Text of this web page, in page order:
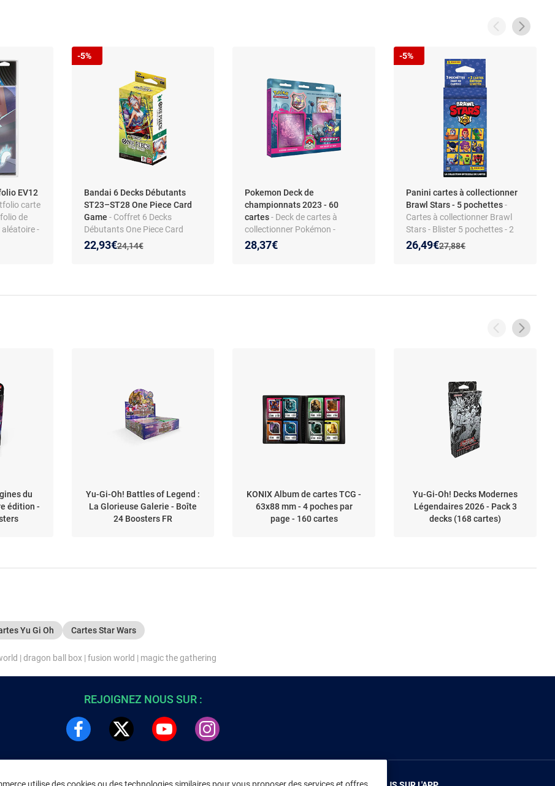
EV12
carte
de
-
Bandai 6 Decks Débutants
ST23–ST28 One Piece Card
Game - Coffret 6 Decks
Débutants One Piece Card
Game ST23–ST28 - Français
Ancien prix :
24,14€
Nouveau prix :
22,93€
Réduction de :
-5%
Pokemon Deck de
championnats 2023 - 60
cartes- Deck de cartes à
collectionner Pokémon -
holographique - langue
française - dès 6 ans
28,37€
Panini cartes à collectionner
Brawl Stars - 5 pochettes-
Cartes à collectionner Brawl
Stars - Blister 5 pochettes - 2
cartes limitées - Panini
Ancien prix :
27,88€
Nouveau prix :
26,49€
Réduction de :
-5%
du
édition -
Yu-Gi-Oh! Battles of Legend :
La Glorieuse Galerie - Boîte
24 Boosters FR
KONIX Album de cartes TCG -
63x88 mm - 4 poches par
page - 160 cartes
Yu-Gi-Oh! Decks Modernes
Légendaires 2026 - Pack 3
decks (168 cartes)
Yu Gi Oh Cartes Star Wars
| dragon ball box | fusion world | magic the gathering
REJOIGNEZ NOUS SUR :